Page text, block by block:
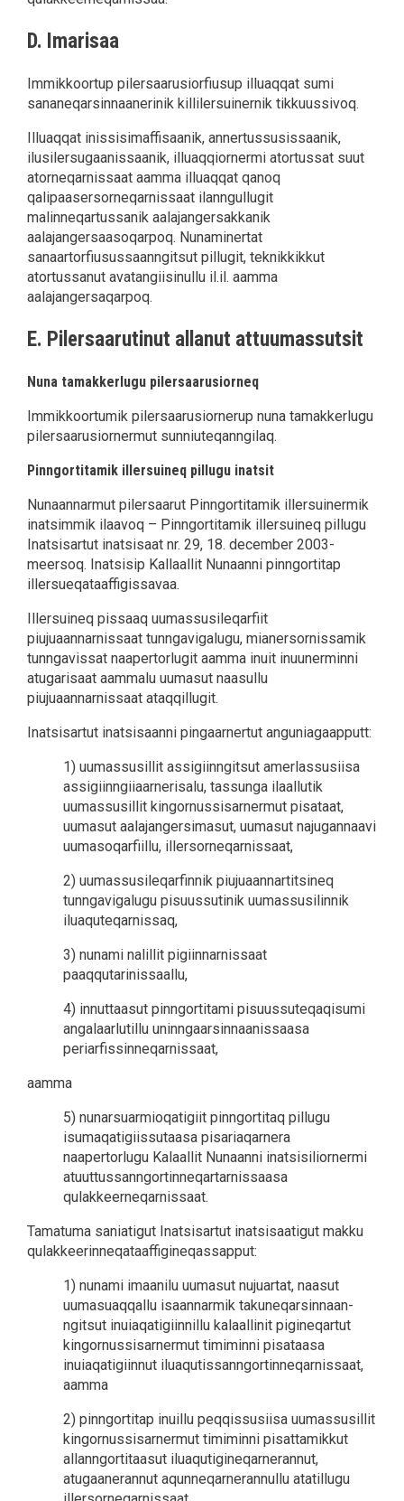
D. Imarisaa
Immikkoortup pilersaarusiorfiusup illuaqqat sumi
sananeqarsinnaanerinik killilersuinernik tikkuussivoq.
Illuaqqat inissisimaffisaanik, annertussusissaanik,
ilusilersugaanissaanik, illuaqqiornermi atortussat suut
atorneqarnissaat aamma illuaqqat qanoq
qalipaasersorneqarnissaat ilanngullugit
malinneqartussanik aalajangersakkanik
aalajangersaasoqarpoq. Nunaminertat
sanaartorfiusussaanngitsut pillugit, teknikkikkut
atortussanut avatangiisinullu il.il. aamma
aalajangersaqarpoq.
E. Pilersaarutinut allanut attuumassutsit
Nuna tamakkerlugu pilersaarusiorneq
Immikkoortumik pilersaarusiornerup nuna tamakkerlugu
pilersaarusiornermut sunniuteqanngilaq.
Pinngortitamik illersuineq pillugu inatsit
Nunaannarmut pilersaarut Pinngortitamik illersuinermik
inatsimmik ilaavoq – Pinngortitamik illersuineq pillugu
Inatsisartut inatsisaat nr. 29, 18. december 2003-
meersoq. Inatsisip Kallaallit Nunaanni pinngortitap
illersueqataaffigissavaa.
Illersuineq pissaaq uumassusileqarfiit
piujuaannarnissaat tunngavigalugu, mianersornissamik
tunngavissat naapertorlugit aamma inuit inuunerminni
atugarisaat aammalu uumasut naasullu
piujuaannarnissaat ataqqillugit.
Inatsisartut inatsisaanni pingaarnertut anguniagaapputt:
1) uumassusillit assigiinngitsut amerlassusiisa
assigiinngiiaarnerisalu, tassunga ilaallutik
uumassusillit kingornussisarnermut pisataat,
uumasut aalajangersimasut, uumasut najugannaavi
uumasoqarfiillu, illersorneqarnissaat,
2) uumassusileqarfinnik piujuaannartitsineq
tunngavigalugu pisuussutinik uumassusilinnik
iluaquteqarnissaq,
3) nunami nalillit pigiinnarnissaat
paaqqutarinissaallu,
4) innuttaasut pinngortitami pisuussuteqaqisumi
angalaarlutillu uninngaarsinnaanissaasa
periarfissinneqarnissaat,
aamma
5) nunarsuarmioqatigiit pinngortitaq pillugu
isumaqatigiissutaasa pisariaqarnera
naapertorlugu Kalaallit Nunaanni inatsisiliornermi
atuuttussanngortinneqartarnissaasa
qulakkeerneqarnissaat.
Tamatuma saniatigut Inatsisartut inatsisaatigut makku
qulakkeerinneqataaffigineqassapput:
1) nunami imaanilu uumasut nujuartat, naasut
uumasuaqqallu isaannarmik takuneqarsinnaan-
ngitsut inuiaqatigiinnillu kalaallinit pigineqartut
kingornussisarnermut timiminni pisataasa
inuiaqatigiinnut iluaqutissanngortinneqarnissaat,
aamma
2) pinngortitap inuillu peqqissusiisa uumassusillit
kingornussisarnermut timiminni pisattamikkut
allanngortitaasut iluaqutigineqarnerannut,
atugaanerannut aqunneqarnerannullu atatillugu